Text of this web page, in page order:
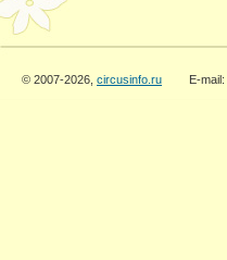
© 2007-2026, circusinfo.ru E-mail: